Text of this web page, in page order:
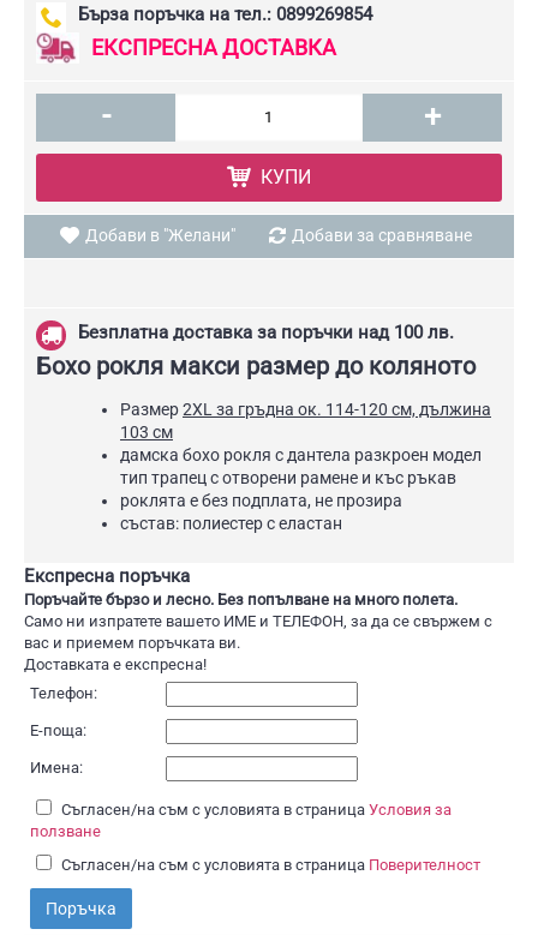
Бърза поръчка на тел.: 0899269854
ЕКСПРЕСНА ДОСТАВКА
- +
КУПИ
Добави в "Желани" Добави за сравняване
Безплатна доставка за поръчки над 100 лв.
Бохо рокля макси размер до коляното
Размер2ХL за гръдна ок. 114-120 см, дължина
103 см
дамска бохо рокля с дантела разкроен модел
тип трапец с отворени рамене и къс ръкав
роклята е без подплата, не прозира
състав: полиестер с еластан
Експресна поръчка
Поръчайте бързо и лесно. Без попълване на много полета.
Само ни изпратете вашето ИМЕ и ТЕЛЕФОН, за да се свържем с
вас и приемем поръчката ви.
Доставката е експресна!
Телефон:
Е-поща:
Имена:
Съгласен/на съм с условията в страница Условия за
ползване
Съгласен/на съм с условията в страница Поверителност
Поръчка